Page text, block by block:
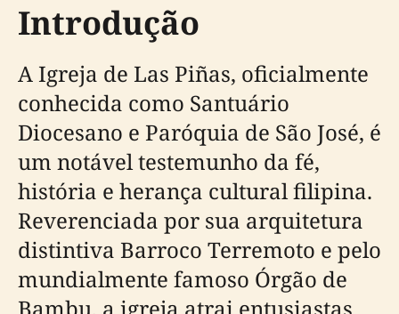
Introdução
A Igreja de Las Piñas, oficialmente
conhecida como Santuário
Diocesano e Paróquia de São José, é
um notável testemunho da fé,
história e herança cultural filipina.
Reverenciada por sua arquitetura
distintiva Barroco Terremoto e pelo
mundialmente famoso Órgão de